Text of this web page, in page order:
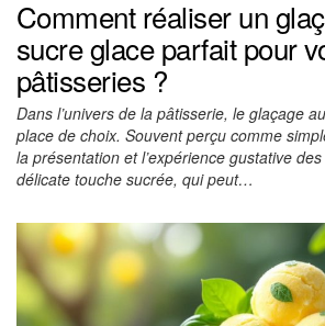
Comment réaliser un
sucre glace parfait pour
pâtisseries ?
Dans l’univers de la pâtisserie, le glaçage
place de choix. Souvent perçu comme
la présentation et l’expérience gustative
délicate touche sucrée, qui peut…